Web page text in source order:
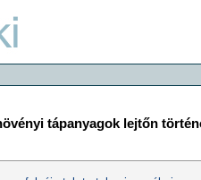
tápanyagok lejtőn